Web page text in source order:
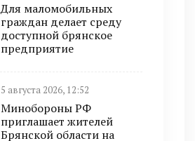
Для маломобильных
граждан делает среду
доступной брянское
предприятие
5 августа 2026, 12:52
Минобoроны РФ
приглaшaет житeлeй
Брянской области на